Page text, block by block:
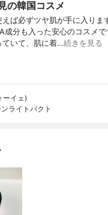
の韓国コスメ
えば必ずツヤ肌が手に入りま
成分も入った安心のコスメ
ていて、肌に着…続きを見る
ーイェ)
ライトパクト